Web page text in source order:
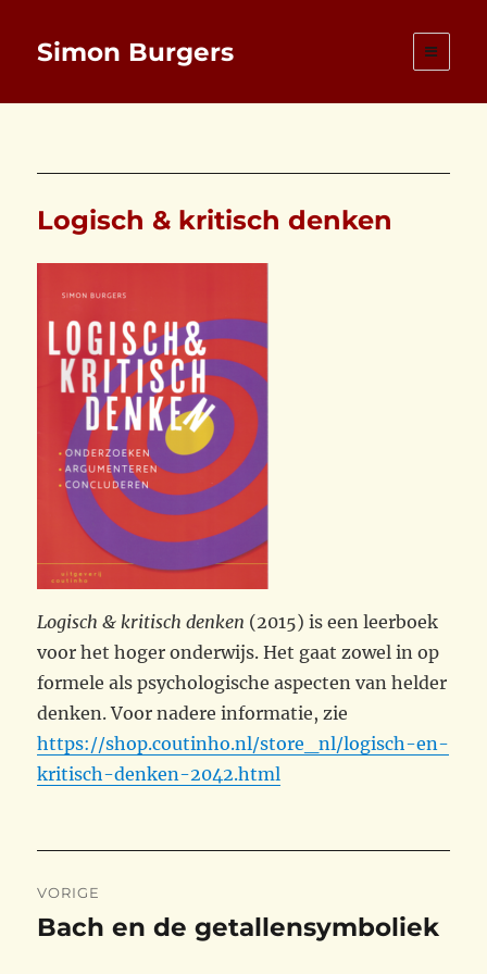
Simon Burgers
Logisch & kritisch denken
Logisch & kritisch denken (2015) is een leerboek
voor het hoger onderwijs. Het gaat zowel in op
formele als psychologische aspecten van helder
denken. Voor nadere informatie, zie
https://shop.coutinho.nl/store_nl/logisch-en-
kritisch-denken-2042.html
navigatie
VORIGE
Vorig
Bach en de getallensymboliek